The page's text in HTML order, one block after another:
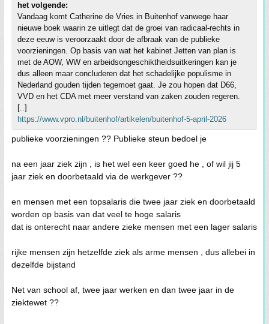
het volgende:
Vandaag komt Catherine de Vries in Buitenhof vanwege haar
nieuwe boek waarin ze uitlegt dat de groei van radicaal-rechts in
deze eeuw is veroorzaakt door de afbraak van de publieke
voorzieningen. Op basis van wat het kabinet Jetten van plan is
met de AOW, WW en arbeidsongeschiktheidsuitkeringen kan je
dus alleen maar concluderen dat het schadelijke populisme in
Nederland gouden tijden tegemoet gaat. Je zou hopen dat D66,
VVD en het CDA met meer verstand van zaken zouden regeren.
[..]
https://www.vpro.nl/buitenhof/artikelen/buitenhof-5-april-2026
publieke voorzieningen ?? Publieke steun bedoel je
na een jaar ziek zijn , is het wel een keer goed he , of wil jij 5
jaar ziek en doorbetaald via de werkgever ??
en mensen met een topsalaris die twee jaar ziek en doorbetaald
worden op basis van dat veel te hoge salaris
dat is onterecht naar andere zieke mensen met een lager salaris
rijke mensen zijn hetzelfde ziek als arme mensen , dus allebei in
dezelfde bijstand
Net van school af, twee jaar werken en dan twee jaar in de
ziektewet ??